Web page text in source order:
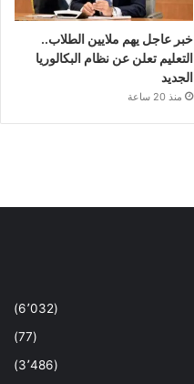
خبر عاجل يهم ملايين الطلاب..
التعليم تعلن عن نظام البكالوريا
الجديد
منذ 20 ساعة
(6٬032)
(77)
(3٬486)